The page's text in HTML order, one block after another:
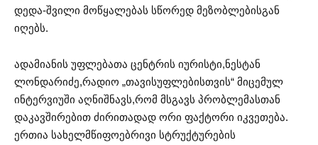
დედა-შვილი მოწყალებას სწორედ მეზობლებისგან
იღებს.
ადამიანის უფლებათა ცენტრის იურისტი,ნესტან
ლონდარიძე,რადიო „თავისუფლებისთვის“ მიცემულ
ინტერვიუში აღნიშნავს,რომ მსგავს პრობლემასთან
დაკავშირებით ძირითადად ორი ფაქტორი იკვეთება.
ერთია სახელმწიფოებრივი სტრუქტურების